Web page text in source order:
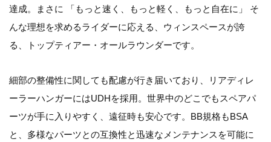
達成。まさに 「もっと速く、もっと軽く、もっと自在に」 そ
んな理想を求めるライダーに応える、ウィンスペースが誇
る、トップティアー・オールラウンダーです。
細部の整備性に関しても配慮が行き届いており、リアディレ
ーラーハンガーにはUDHを採用。世界中のどこでもスペアパ
ーツが手に入りやすく、遠征時も安心です。BB規格もBSA
と、多様なパーツとの互換性と迅速なメンテナンスを可能に